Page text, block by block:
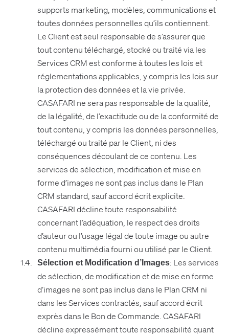
supports marketing, modèles, communications et
toutes données personnelles qu’ils contiennent.
Le Client est seul responsable de s’assurer que
tout contenu téléchargé, stocké ou traité via les
Services CRM est conforme à toutes les lois et
réglementations applicables, y compris les lois sur
la protection des données et la vie privée.
CASAFARI ne sera pas responsable de la qualité,
de la légalité, de l’exactitude ou de la conformité de
tout contenu, y compris les données personnelles,
téléchargé ou traité par le Client, ni des
conséquences découlant de ce contenu. Les
services de sélection, modification et mise en
forme d’images ne sont pas inclus dans le Plan
CRM standard, sauf accord écrit explicite.
CASAFARI décline toute responsabilité
concernant l’adéquation, le respect des droits
d’auteur ou l’usage légal de toute image ou autre
contenu multimédia fourni ou utilisé par le Client.
Sélection et Modification d’Images: Les services
de sélection, de modification et de mise en forme
d’images ne sont pas inclus dans le Plan CRM ni
dans les Services contractés, sauf accord écrit
exprès dans le Bon de Commande. CASAFARI
décline expressément toute responsabilité quant